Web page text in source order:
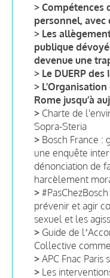
> Compétences
personnel, avec
> Les
publique
devenue une
> Le DUERP
>
Rome jusqu’à
> Charte de
Sopra-Steria
> Bosch France :
une enquête
dénonciation de
harcèlement
>
prévenir et agir
sexuel et les
> Guide de
Collective
> APC Fnac
> Les